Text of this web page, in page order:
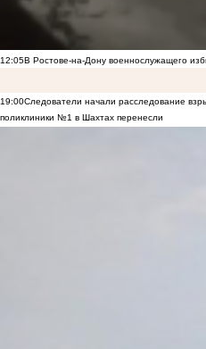
12:05В Ростове-на-Дону военнослужащего
19:00Следователи начали расследование
поликлиники №1 в Шахтах перенесли